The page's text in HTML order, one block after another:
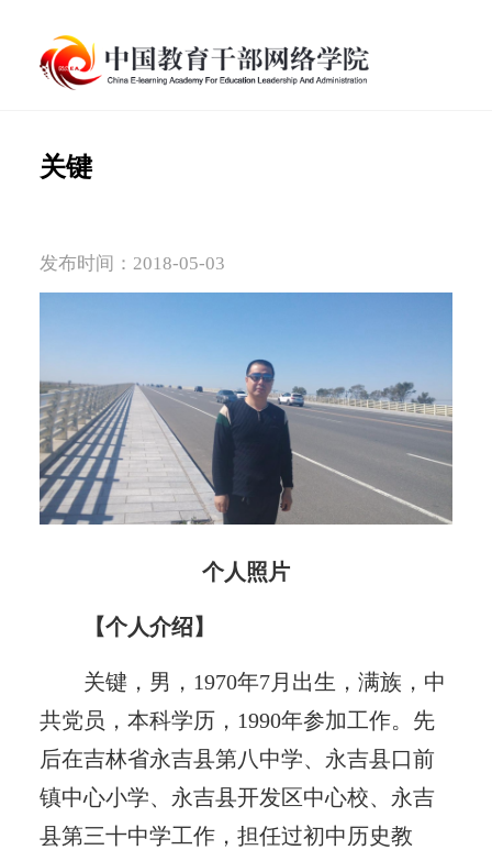
关键
发布时间：2018-05-03
个人照片
【个人介绍】
关键，男，1970年7月出生，满族，中
共党员，本科学历，1990年参加工作。先
后在吉林省永吉县第八中学、永吉县口前
镇中心小学、永吉县开发区中心校、永吉
县第三十中学工作，担任过初中历史教